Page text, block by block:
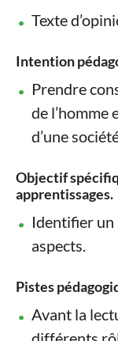
Texte
Intention
Prendre
de l’homme
d’une
Objectif
apprentissages.
Identifier un
aspects.
Pistes
Avant la